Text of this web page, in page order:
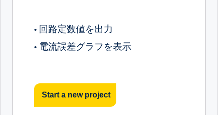
• 回路定数値を出力
• 電流誤差グラフを表示
Start a new project